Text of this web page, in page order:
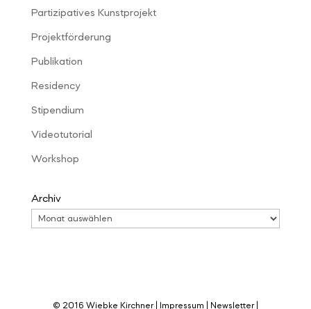
Partizipatives Kunstprojekt
Projektförderung
Publikation
Residency
Stipendium
Videotutorial
Workshop
Archiv
© 2016 Wiebke Kirchner | Impressum Newsletter|